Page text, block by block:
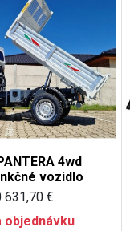
4wd
vozidlo
631,70 €
objednávku